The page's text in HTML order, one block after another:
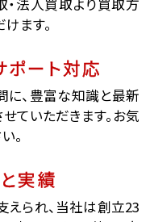
・法人買取より買取方
ます。
ポート対応
に、豊富な知識と最新
ていただきます。お気
。
実績
えられ、当社は創立23